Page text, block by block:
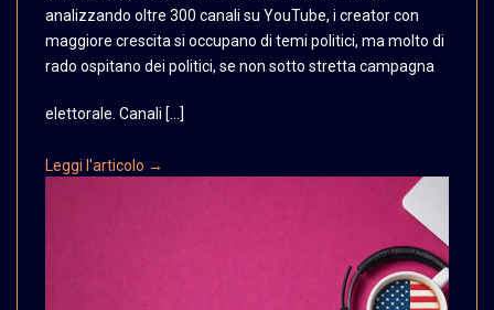
analizzando oltre 300 canali su YouTube, i creator con
maggiore crescita si occupano di temi politici, ma molto di
rado ospitano dei politici, se non sotto stretta campagna
elettorale. Canali […]
Leggi l'articolo →